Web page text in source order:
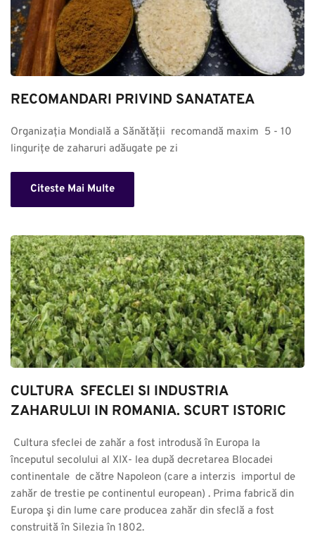
RECOMANDARI PRIVIND SANATATEA
Organizația Mondială a Sănătății  recomandă maxim  5 - 10
lingurițe de zaharuri adăugate pe zi
Citeste Mai Multe
CULTURA  SFECLEI SI INDUSTRIA
ZAHARULUI IN ROMANIA. SCURT ISTORIC
începutul secolului al XIX- lea după decretarea Blocadei
continentale  de către Napoleon (care a interzis  importul de
zahăr de trestie pe continentul european) . Prima fabrică din
Europa şi din lume care producea zahăr din sfeclă a fost
construită în Silezia în 1802.